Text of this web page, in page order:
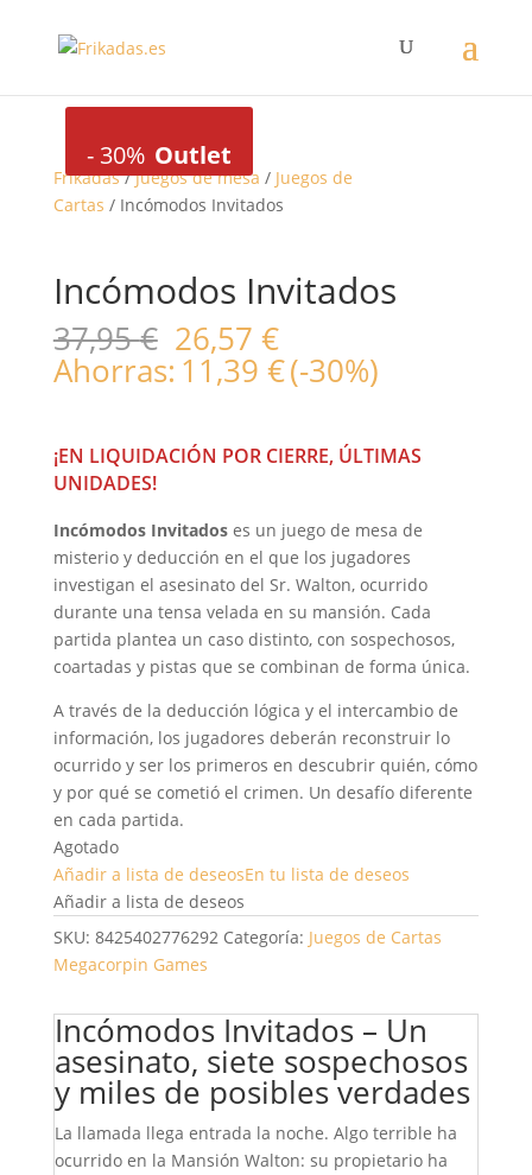
Frikadas/Juegos de mesa / Juegos de
Cartas / Incómodos Invitados
-30% Outlet
Incómodos Invitados
37,95€ El
precio
original
37,95 €.
26,57 €El
precio
actual
26,57 €.
Ahorras: 11,39 €(-30%)
¡EN LIQUIDACIÓN POR CIERRE, ÚLTIMAS
UNIDADES!
Incómodos Invitadoses un juego de mesa de
misterio y deducción en el que los jugadores
investigan el asesinato del Sr. Walton, ocurrido
durante una tensa velada en su mansión. Cada
partida plantea un caso distinto, con sospechosos,
coartadas y pistas que se combinan de forma única.
A través de la deducción lógica y el intercambio de
información, los jugadores deberán reconstruir lo
ocurrido y ser los primeros en descubrir quién, cómo
y por qué se cometió el crimen. Un desafío diferente
en cada partida.
Agotado
Añadir a lista de deseosEn tu lista de deseos
Añadir a lista de deseos
SKU: 8425402776292 Categoría: Juegos de Cartas
Megacorpin Games
Incómodos Invitados – Un
asesinato, siete sospechosos
y miles de posibles verdades
La llamada llega entrada la noche. Algo terrible ha
ocurrido en la Mansión Walton: su propietario ha